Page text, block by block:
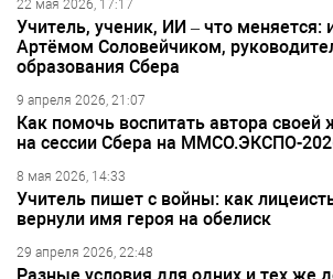
22 мая 2026, 17:17
Учитель, ученик, ИИ – что меняется:
Артёмом Соловейчиком,
образования Сбера
9 апреля 2026, 21:07
Как помочь воспитать автора своей
на сессии Сбера на ММСО.ЭКСПО-
8 мая 2026, 14:33
Учитель пишет с войны: как
вернули имя героя на обелиск
29 апреля 2026, 22:48